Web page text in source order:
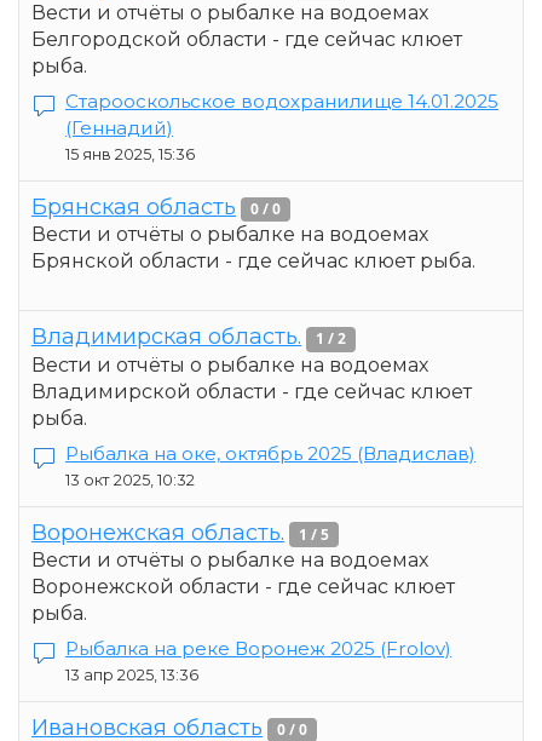
Вести и отчёты о рыбалке на водоемах
Белгородской области - где сейчас клюет
рыба.
Старооскольское водохранилище 14.01.2025
(Геннадий)
15 янв 2025, 15:36
Брянская область 0 / 0
Вести и отчёты о рыбалке на водоемах
Брянской области - где сейчас клюет рыба.
Владимирская область. 1 / 2
Вести и отчёты о рыбалке на водоемах
Владимирской области - где сейчас клюет
рыба.
Рыбалка на оке, октябрь 2025 (Владислав)
13 окт 2025, 10:32
Воронежская область. 1 / 5
Вести и отчёты о рыбалке на водоемах
Воронежской области - где сейчас клюет
рыба.
Рыбалка на реке Воронеж 2025 (Frolov)
13 апр 2025, 13:36
Ивановская область 0 / 0